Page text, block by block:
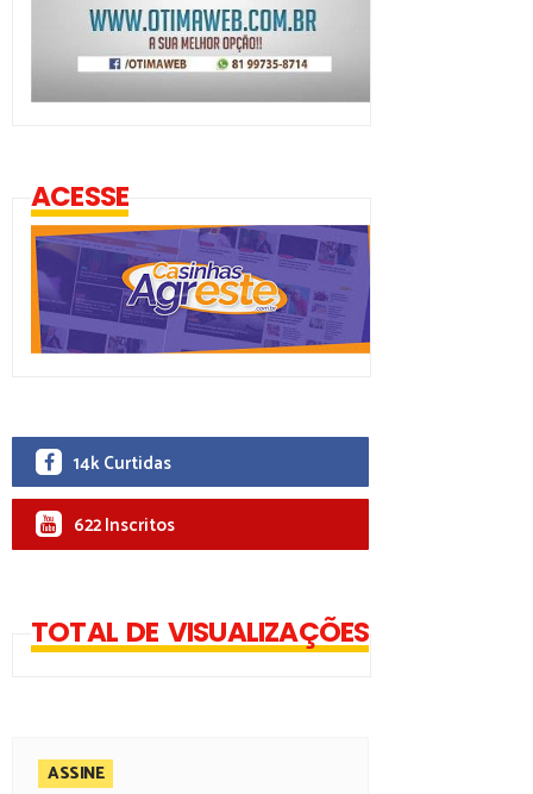
ACESSE
14k Curtidas
622 Inscritos
TOTAL DE VISUALIZAÇÕES
ASSINE